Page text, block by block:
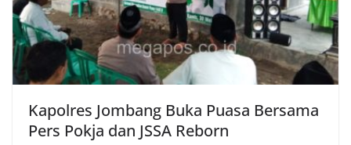
Kapolres Jombang Buka Puasa Bersama
Pers Pokja dan JSSA Reborn